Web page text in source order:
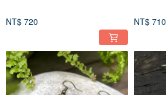
NT$ 720 NT$ 710